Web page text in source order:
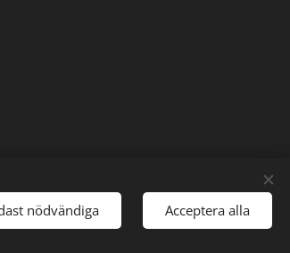
nödvändiga Acceptera alla